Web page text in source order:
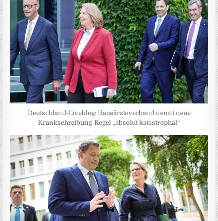
Deutschland-Liveblog: Hausärzteverband nennt neue
Krankschreibung-Regel „absolut katastrophal“